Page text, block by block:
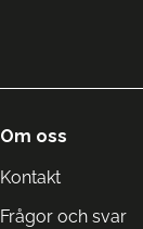
Om oss
Kontakt
Frågor och svar